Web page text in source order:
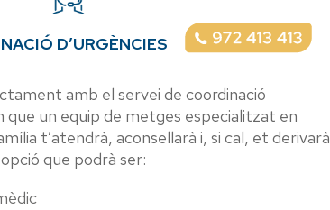
D’URGÈNCIES
amb el servei de coordinació
que un equip de metges especialitzat en
t’atendrà, aconsellarà i, si cal, et derivarà
que podrà ser: